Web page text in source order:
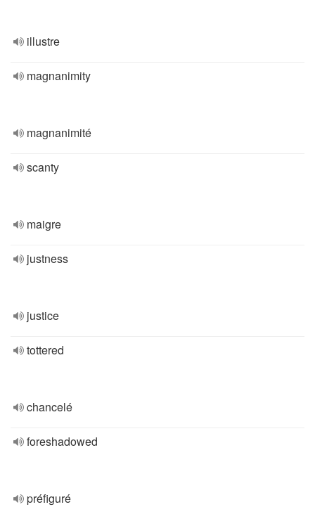
illustre
magnanimity
magnanimité
scanty
maigre
justness
justice
tottered
chancelé
foreshadowed
préfiguré